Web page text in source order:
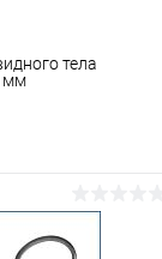
тела
мм